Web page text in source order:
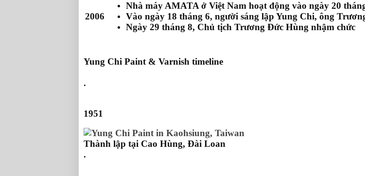
2006
Nhà máy AMATA ở Việt Nam hoạt động vào ngày 20
Vào ngày 18 tháng 6, người sáng lập Yung Chi, ông
Ngày 29 tháng 8, Chủ tịch Trương Đức Hùng nhậm chức
Yung Chi Paint & Varnish timeline
.
1951
Thành lập tại Cao Hùng, Đài Loan
.